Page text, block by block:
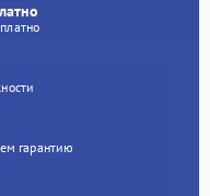
гарантию